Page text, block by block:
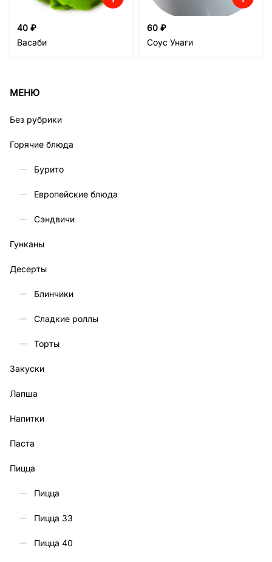
40 ₽
Васаби
60 ₽
Соус Унаги
МЕНЮ
Без рубрики
Горячие блюда
Бурито
Европейские блюда
Сэндвичи
Гунканы
Десерты
Блинчики
Сладкие роллы
Торты
Закуски
Лапша
Напитки
Паста
Пицца
Пицца
Пицца 33
Пицца 40